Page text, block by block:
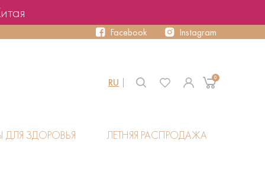
Facebook Instagram
RU 0
ДЛЯ ЗДОРОВЬЯ ЛЕТНЯЯ РАСПРОДАЖА